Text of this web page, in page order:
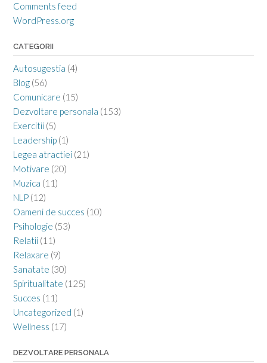
Comments feed
WordPress.org
CATEGORII
Autosugestia (4)
Blog (56)
Comunicare (15)
Dezvoltare personala (153)
Exercitii (5)
Leadership (1)
Legea atractiei (21)
Motivare (20)
Muzica (11)
NLP (12)
Oameni de succes (10)
Psihologie (53)
Relatii (11)
Relaxare (9)
Sanatate (30)
Spiritualitate (125)
Succes (11)
Uncategorized (1)
Wellness (17)
DEZVOLTARE PERSONALA